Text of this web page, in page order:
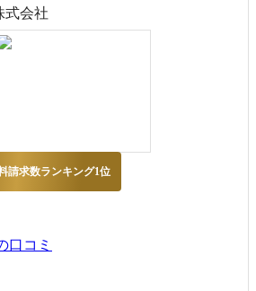
式会社
請求数ランキング1位
口コミ